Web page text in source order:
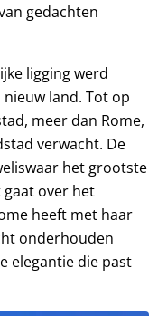
gedachten
ligging werd
land. Tot op
meer dan Rome,
verwacht. De
het grootste
over het
heeft met haar
onderhouden
elegantie die past